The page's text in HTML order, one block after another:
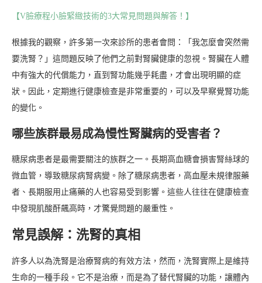
【V臉療程小臉緊緻技術的3大常見問題與解答！】
根據我的觀察，許多第一次來診所的患者會問：「我怎麼會突然需
要洗腎？」這問題反映了他們之前對腎臟健康的忽視。腎臟在人體
中有強大的代償能力，直到腎功能幾乎耗盡，才會出現明顯的症
狀。因此，定期進行健康檢查是非常重要的，可以及早察覺腎功能
的變化。
哪些族群最易成為慢性腎臟病的受害者？
糖尿病患者是最需要關注的族群之一。長期高血糖會損害腎絲球的
微血管，導致糖尿病腎病變。除了糖尿病患者，高血壓未規律服藥
者、長期服用止痛藥的人也容易受到影響。這些人往往在健康檢查
中發現肌酸酐飆高時，才驚覺問題的嚴重性。
常見誤解：洗腎的真相
許多人以為洗腎是治療腎病的有效方法，然而，洗腎實際上是維持
生命的一種手段。它不是治療，而是為了替代腎臟的功能，讓體內